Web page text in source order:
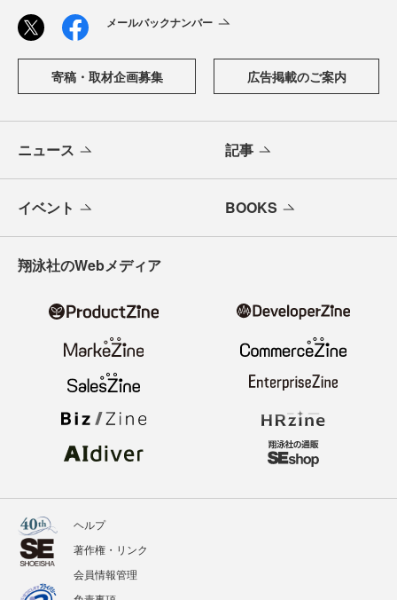
メールバックナンバー
寄稿・取材企画募集 広告掲載のご案内
ニュース 記事
イベント BOOKS
翔泳社のWebメディア
ヘルプ
著作権・リンク
会員情報管理